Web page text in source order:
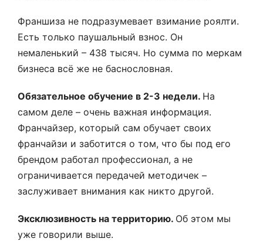
Франшиза не подразумевает взимание роялти.
Есть только паушальный взнос. Он
немаленький – 438 тысяч. Но сумма по меркам
бизнеса всё же не баснословная.
Обязательное обучение в 2-3 недели. На
самом деле – очень важная информация.
Франчайзер, который сам обучает своих
франчайзи и заботится о том, что бы под его
брендом работал профессионал, а не
ограничивается передачей методичек –
заслуживает внимания как никто другой.
Эксклюзивность на территорию. Об этом мы
уже говорили выше.